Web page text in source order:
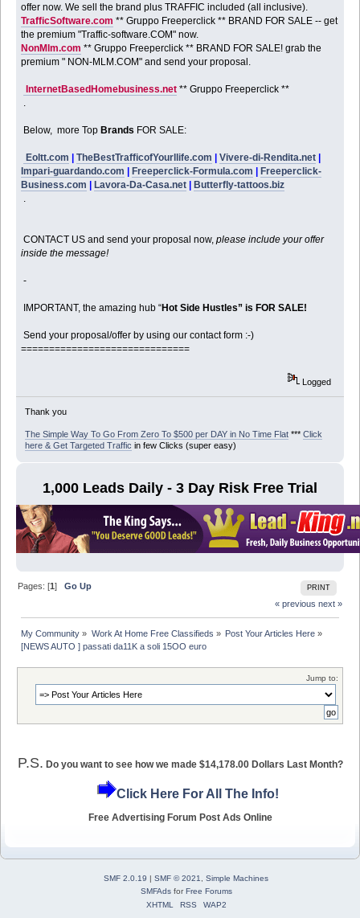
offer now. We sell the brand plus TRAFFIC included (all inclusive).
TrafficSoftware.com ** Gruppo Freeperclick ** BRAND FOR SALE -- get
the premium "Traffic-software.COM" now.
NonMlm.com ** Gruppo Freeperclick ** BRAND FOR SALE! grab the
premium " NON-MLM.COM" and send your proposal.
InternetBasedHomebusiness.net ** Gruppo Freeperclick **
Below, more TopBrands FOR SALE:
Eoltt.com |TheBestTrafficofYourllife.com |Vivere-di-Rendita.net |
Impari-guardando.com |Freeperclick-Formula.com |Freeperclick-
Business.com |Lavora-Da-Casa.net |Butterfly-tattoos.biz
CONTACT US and send your proposal now,please include your offer
inside the message!
-
IMPORTANT, the amazing hub “Hot Side Hustles” is FOR SALE!
Send your proposal/offer by using our contact form :-)
==============================
Logged
Thank you
The Simple Way To Go From Zero To $500 per DAY in No Time Flat*** Click
here & Get Targeted Traffic in few Clicks (super easy)
1,000 Leads Daily - 3 Day Risk Free Trial
PRINT
Pages: [1]Go Up
« previous next »
My Community » Work At Home Free Classifieds » Post Your Articles Here»
[NEWS AUTO ] passati da11K a soli 15OO euro
Jump to:
P.S. Do you want to see how we made $14,178.00 Dollars Last Month?
Click Here For All The Info!
Free Advertising Forum Post Ads Online
SMF 2.0.19 | SMF © 2021
Simple Machines
SMFAdsforFree Forums
XHTML
RSS WAP2